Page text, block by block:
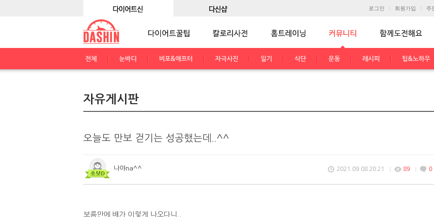
로그인 회원가입 주
전체 눈바디 비포&애프터 자극사진 일기 식단 운동 레시피 팁&노하우
자유게시판
오늘도 만보 걷기는 성공했는데..^^
나야na^^ 2021.09.08 20:21 89 0
보름만에 배가 이렇게 나오다니..